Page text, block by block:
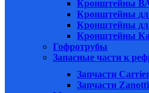
Кронштейны
Кронштейны
Кронштейны
Кронштейны
Гофротрубы
Запасные части к
Запчасти
Запчасти Zanotti